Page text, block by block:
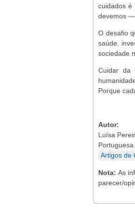
cuidados é
devemos —
O desafio
saúde,
sociedade
Cuidar da
Porque
Autor:
Luísa
Artigos de
Nota: As
parecer/